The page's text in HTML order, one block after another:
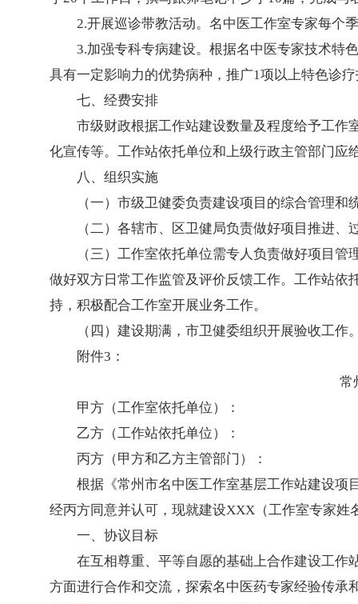
2.开展巡诊带教活动。名中医工作室专家每个
3.加强专科专病建设。根据名中医专家技术特
具有一定影响力的优势病种，推广1项以上特色诊
七、经费安排
市级财政根据工作站建设数量及程度给予工作
化宣传等。工作站依托单位和上级行政主管部门
八、组织实施
（一）市级卫健委负责建设项目的综合管理
（二）各辖市、区卫健局负责做好项目推进
（三）工作室依托单位需专人负责做好项目
做好双方日常工作监管及评价反馈工作。工作站
持，积极配合工作室开展业务工作。
（四）建设期满，市卫健委组织开展验收工
附件3：
常
甲方（工作室依托单位）：
乙方（工作站依托单位）：
丙方（甲方和乙方主管部门）：
根据《常州市名中医工作室基层工作站建设项
经丙方同意并认可，现就建设XXX（工作室专家
一、协议目标
在互相尊重、平等自愿的基础上合作建设工作
方面进行合作和交流，探索名中医药专家经验传